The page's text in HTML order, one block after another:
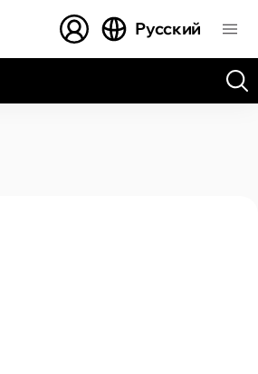
Русский